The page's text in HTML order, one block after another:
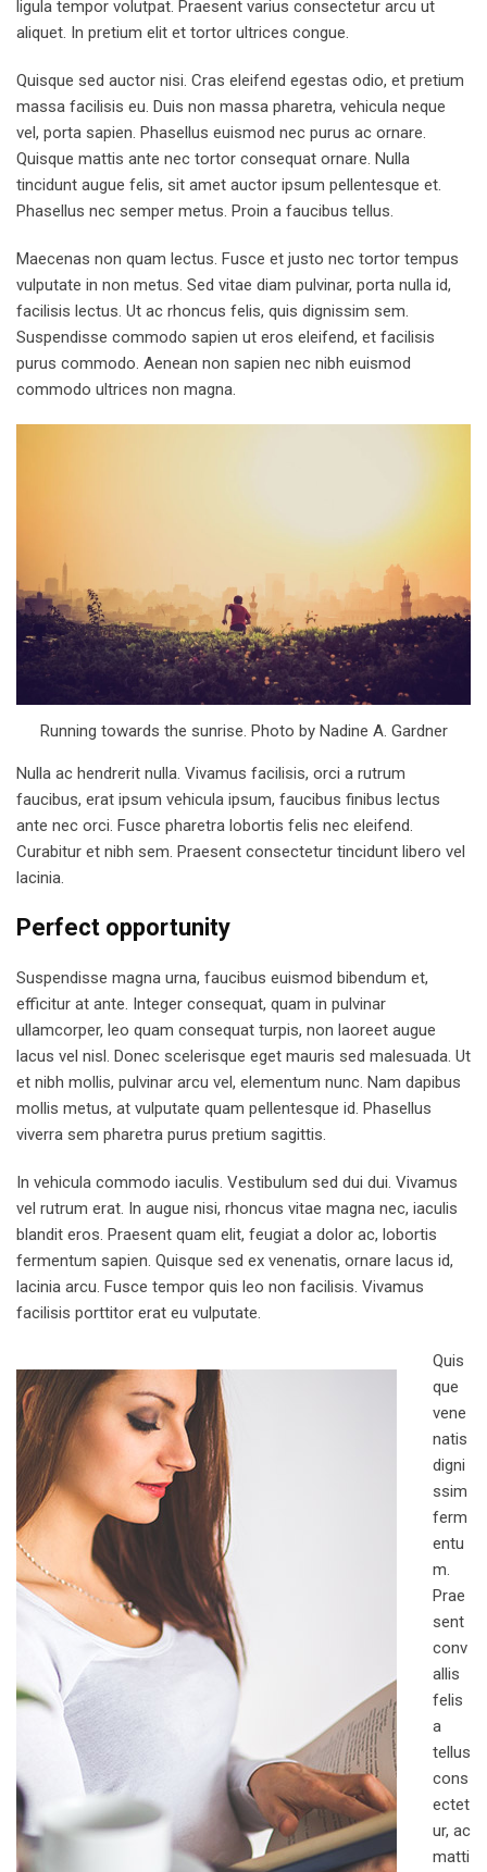
ligula tempor volutpat. Praesent varius consectetur arcu ut
aliquet. In pretium elit et tortor ultrices congue.
Quisque sed auctor nisi. Cras eleifend egestas odio, et pretium
massa facilisis eu. Duis non massa pharetra, vehicula neque
vel, porta sapien. Phasellus euismod nec purus ac ornare.
Quisque mattis ante nec tortor consequat ornare. Nulla
tincidunt augue felis, sit amet auctor ipsum pellentesque et.
Phasellus nec semper metus. Proin a faucibus tellus.
Maecenas non quam lectus. Fusce et justo nec tortor tempus
vulputate in non metus. Sed vitae diam pulvinar, porta nulla id,
facilisis lectus. Ut ac rhoncus felis, quis dignissim sem.
Suspendisse commodo sapien ut eros eleifend, et facilisis
purus commodo. Aenean non sapien nec nibh euismod
commodo ultrices non magna.
Running towards the sunrise. Photo by Nadine A. Gardner
Nulla ac hendrerit nulla. Vivamus facilisis, orci a rutrum
faucibus, erat ipsum vehicula ipsum, faucibus finibus lectus
ante nec orci. Fusce pharetra lobortis felis nec eleifend.
Curabitur et nibh sem. Praesent consectetur tincidunt libero vel
lacinia.
Perfect opportunity
Suspendisse magna urna, faucibus euismod bibendum et,
efficitur at ante. Integer consequat, quam in pulvinar
ullamcorper, leo quam consequat turpis, non laoreet augue
lacus vel nisl. Donec scelerisque eget mauris sed malesuada. Ut
et nibh mollis, pulvinar arcu vel, elementum nunc. Nam dapibus
mollis metus, at vulputate quam pellentesque id. Phasellus
viverra sem pharetra purus pretium sagittis.
In vehicula commodo iaculis. Vestibulum sed dui dui. Vivamus
vel rutrum erat. In augue nisi, rhoncus vitae magna nec, iaculis
blandit eros. Praesent quam elit, feugiat a dolor ac, lobortis
fermentum sapien. Quisque sed ex venenatis, ornare lacus id,
lacinia arcu. Fusce tempor quis leo non facilisis. Vivamus
facilisis porttitor erat eu vulputate.
Quis
que
vene
natis
digni
ssim
ferm
entu
m.
Prae
sent
conv
allis
felis
a
tellus
cons
ectet
ur, ac
matti